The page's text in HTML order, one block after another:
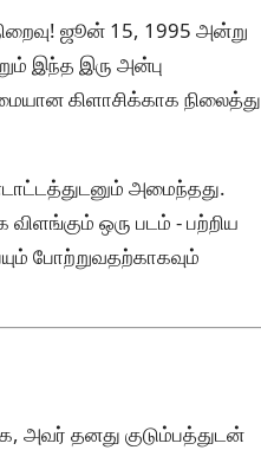
ஜூன் 15, 1995 அன்று
இந்த இரு அன்பு
கிளாசிக்காக நிலைத்து
அமைந்தது.
ஒரு படம் - பற்றிய
போற்றுவதற்காகவும்
அவர் தனது குடும்பத்துடன்